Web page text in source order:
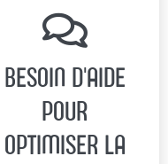
BESOIN D'AIDE
POUR
OPTIMISER LA